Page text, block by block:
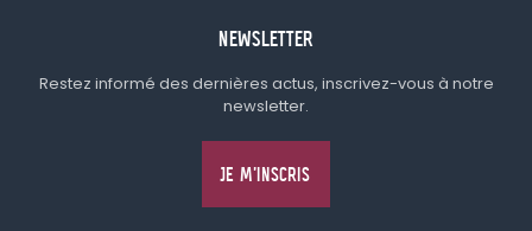
NEWSLETTER
Restez informé des dernières actus, inscrivez-vous à notre
newsletter.
JE M'INSCRIS